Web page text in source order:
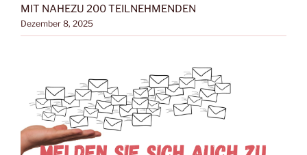
MIT NAHEZU 200 TEILNEHMENDEN
Dezember 8, 2025